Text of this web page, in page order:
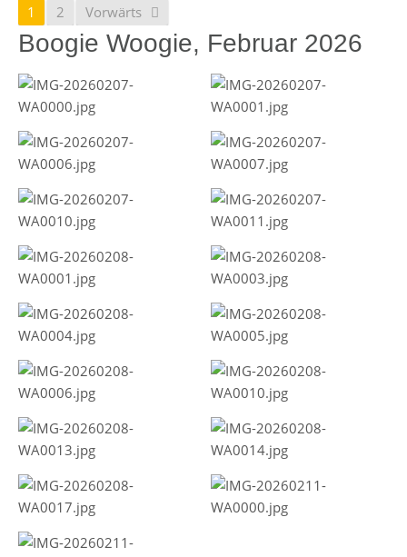
1 2 Vorwärts
Boogie Woogie, Februar 2026